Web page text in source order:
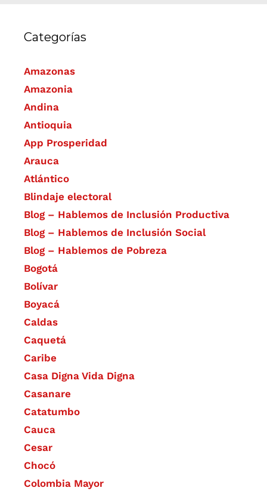
Categorías
Amazonas
Amazonia
Andina
Antioquia
App Prosperidad
Arauca
Atlántico
Blindaje electoral
Blog – Hablemos de Inclusión Productiva
Blog – Hablemos de Inclusión Social
Blog – Hablemos de Pobreza
Bogotá
Bolívar
Boyacá
Caldas
Caquetá
Caribe
Casa Digna Vida Digna
Casanare
Catatumbo
Cauca
Cesar
Chocó
Colombia Mayor